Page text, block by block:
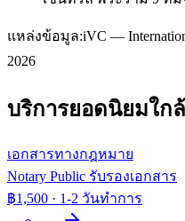
แหล่งข้อมูล:iVC —
2026
บริการยอดนิยมใกล้
เอกสารทางกฎหมาย
Notary Public รับรองเอกสาร
฿1,500 · 1-2 วันทำการ